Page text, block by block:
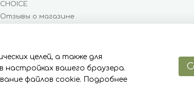
CHOICE
Отзывы о магазине
Пользовательское
соглашение
целей, а также для
вашего браузера.
файлов cookie. Подробнее